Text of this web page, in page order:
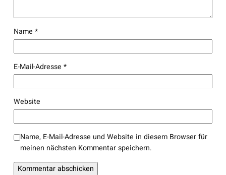
Name *
E-Mail-Adresse *
Website
Name, E-Mail-Adresse und Website in diesem Browser für
meinen nächsten Kommentar speichern.